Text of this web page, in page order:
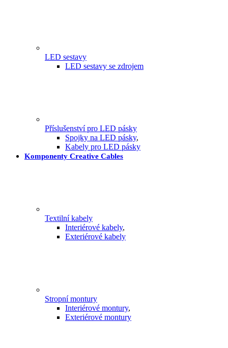
LED sestavy
LED sestavy se zdrojem
Příslušenství pro LED pásky
Spojky na LED pásky,
Kabely pro LED pásky
Komponenty Creative Cables
Textilní kabely
Interiérové kabely,
Exteriérové kabely
Stropní montury
Interiérové montury,
Exteriérové montury